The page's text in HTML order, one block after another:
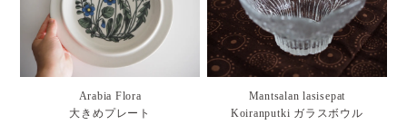
Arabia Flora
大きめプレート
Mantsalan lasisepat
Koiranputki ガラスボウル